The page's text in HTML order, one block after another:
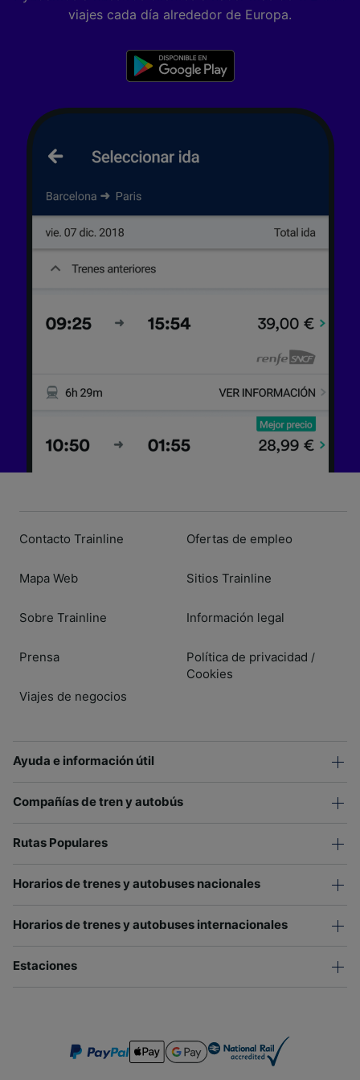
viajes cada día alrededor de Europa.
Contacto Trainline
Mapa Web
Sobre Trainline
Prensa
Viajes de negocios
Ofertas de empleo
Sitios Trainline
Información legal
Política de privacidad /
Cookies
Ayuda e información útil
Compañías de tren y autobús
Rutas Populares
Horarios de trenes y autobuses nacionales
Horarios de trenes y autobuses internacionales
Estaciones
Lista de asociados (proveedores)